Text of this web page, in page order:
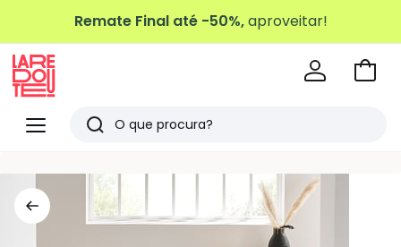
Remate Final até -50%,aproveitar!
Menu
Redoute
Pesquisar
artigos
vistos
Ir